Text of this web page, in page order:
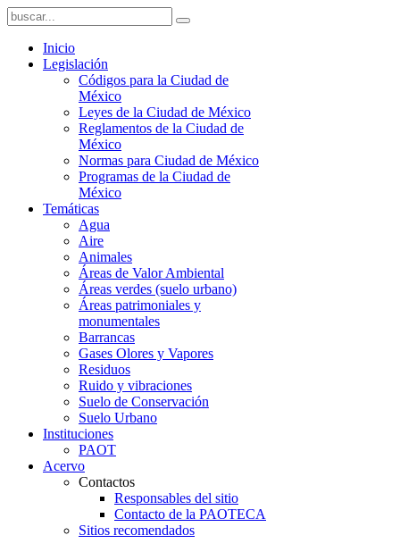
Inicio
Legislación
Códigos para la Ciudad de
México
Leyes de la Ciudad de México
Reglamentos de la Ciudad de
México
Normas para Ciudad de México
Programas de la Ciudad de
México
Temáticas
Agua
Aire
Animales
Áreas de Valor Ambiental
Áreas verdes (suelo urbano)
Áreas patrimoniales y
monumentales
Barrancas
Gases Olores y Vapores
Residuos
Ruido y vibraciones
Suelo de Conservación
Suelo Urbano
Instituciones
PAOT
Acervo
Contactos
Responsables del sitio
Contacto de la PAOTECA
Sitios recomendados